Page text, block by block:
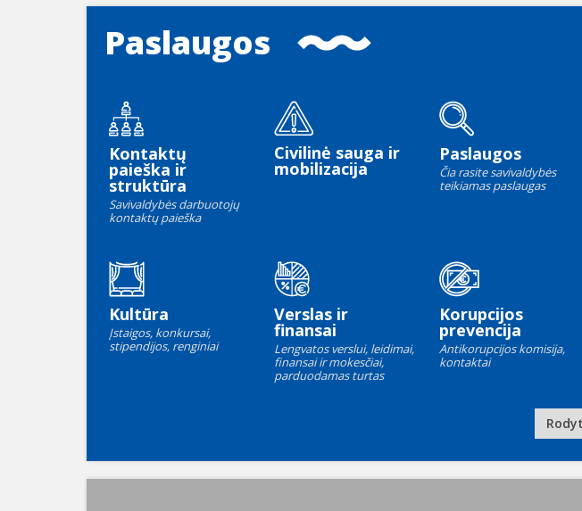
Paslaugos
Kontaktų
paieška ir
struktūra
Savivaldybės darbuotojų
kontaktų paieška
Civilinė sauga ir
mobilizacija
Paslaugos
Čia rasite savivaldybės
teikiamas paslaugas
Kultūra
Įstaigos, konkursai,
stipendijos, renginiai
Verslas ir
finansai
Lengvatos verslui, leidimai,
finansai ir mokesčiai,
parduodamas turtas
Korupcijos
prevencija
Antikorupcijos komisija,
kontaktai